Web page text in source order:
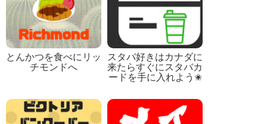
とんかつを食べにリッ
チモンドへ
スタバ好きはカナダに
来たらすぐにスタバカ
ードを手に入れよう✬